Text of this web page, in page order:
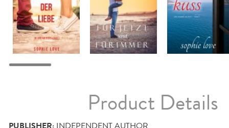
Product Details
INDEPENDENT AUTHOR